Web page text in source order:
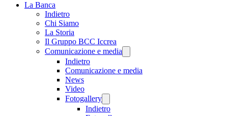
La Banca
Indietro
Chi Siamo
La Storia
Il Gruppo BCC Iccrea
Comunicazione e media
Indietro
Comunicazione e media
News
Video
Fotogallery
Indietro